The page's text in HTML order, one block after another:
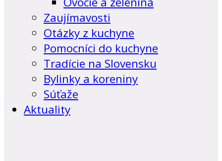
Zaujímavosti
Otázky z kuchyne
Pomocníci do kuchyne
Tradície na Slovensku
Bylinky a koreniny
Súťaže
Aktuality